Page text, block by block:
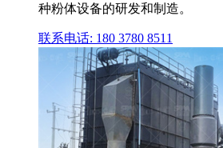
种粉体设备的研发和制造。
联系电话: 180 3780 8511